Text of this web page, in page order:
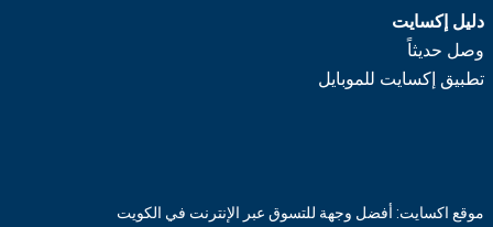
دليل إكسايت
وصل حديثاً
تطبيق إكسايت للموبايل
موقع اكسايت: أفضل وجهة للتسوق عبر الإنترنت في الكويت